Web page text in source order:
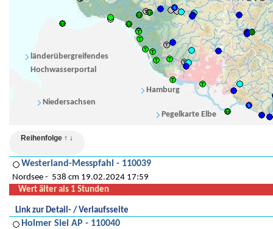
Reihenfolge ↑ ↓
Westerland-Messpfahl - 110039
Nordsee
538 cm 19.02.2024 17:59
Wert älter als 1 Stunden
Link zur Detail- / Verlaufsseite
Holmer Siel AP - 110040
Pegelkarte Elbe
Niedersachsen
Hamburg
länderübergreifendes
Hochwasserportal